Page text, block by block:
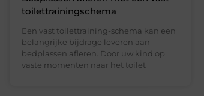
toilettrainingschema
Een vast toilettraining-schema kan een
belangrijke bijdrage leveren aan
bedplassen afleren. Door uw kind op
vaste momenten naar het toilet